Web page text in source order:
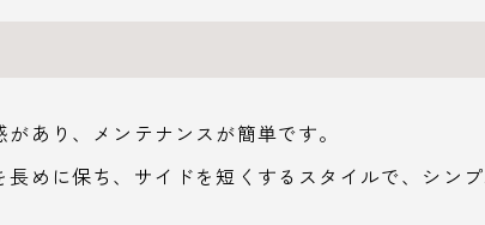
あり、メンテナンスが簡単です。
長めに保ち、サイドを短くするスタイルで、シン